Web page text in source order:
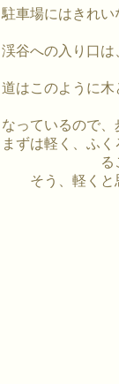
駐車場にはきれい
渓谷への入り口は
道はこのように木
なっているので、
まずは軽く、ふ
る
そう、軽くと